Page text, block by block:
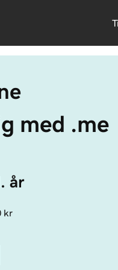
med .me
år
kr